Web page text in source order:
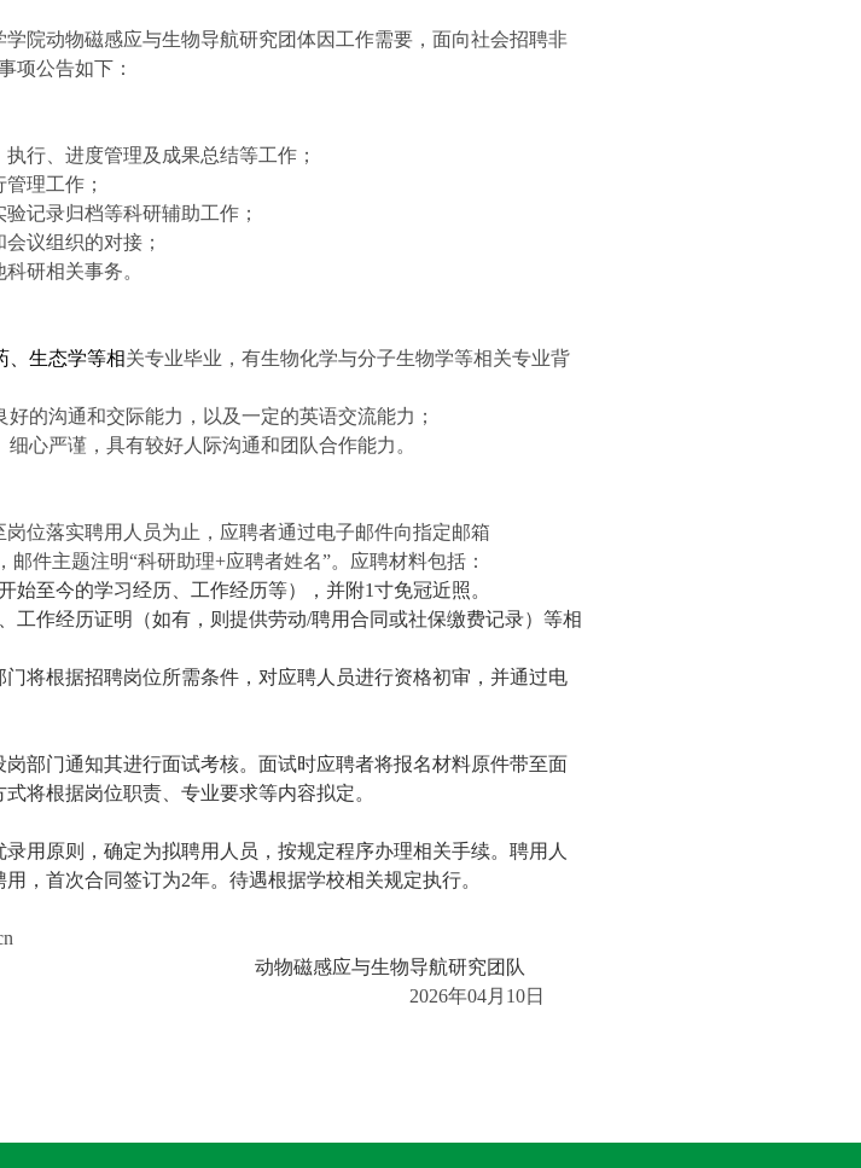
院动物磁感应与生物导航研究团体因工作需要，面向社会招聘非
项公告如下：
行、进度管理及成果总结等工作；
理工作；
记录归档等科研辅助工作；
议组织的对接；
研相关事务。
、生态学等相关专业毕业 ，有生物化学与分子生物学等相关专业背
好的沟通和交际能力，以及一定的英语交流能力 ；
细心严谨， 具有较好人际沟通和团队合作能力。
岗位落实聘用人员为止，应聘者通过电子邮件向指定邮箱
邮件主题注明“科研助理+应聘者姓名”。应聘材料包括：
始至今的学习经历、工作经历等），并附1寸免冠近照。
工作经历证明（如有，则提供劳动/聘用合同或社保缴费记录）等相
将根据招聘岗位所需条件， 对应聘人员进行资格初审， 并通过电
岗部门通知其进行面试考核。 面试时应聘者将报名材料原件带至面
式将根据岗位职责、专业要求等内容拟定。
用原则，确定为拟聘用人员，按规定程序办理相关手续。聘用人
用，首次合同签订为2年。待遇根据学校相关规定执行。
动物磁感应与生物导航研究团队
2026年04月 10日